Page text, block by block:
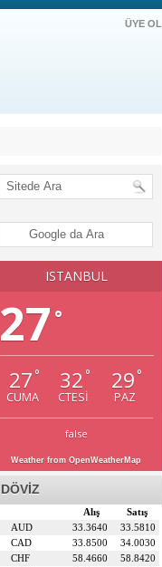
ÜYE OL
ISTANBUL
27 °
27 °
CUMA
32 °
CTESI
29 °
PAZ
false
Weather from OpenWeatherMap
DÖVİZ
Satış
Alış
AUD
33.5810
33.3640
CAD
34.0030
33.8500
CHF
58.8420
58.4660